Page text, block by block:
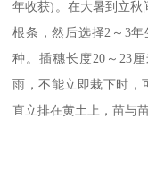
年收获)。在大暑到立秋
根条，然后选择2～3
种。插穗长度20～23
雨，不能立即栽下时，
直立排在黄土上，苗与